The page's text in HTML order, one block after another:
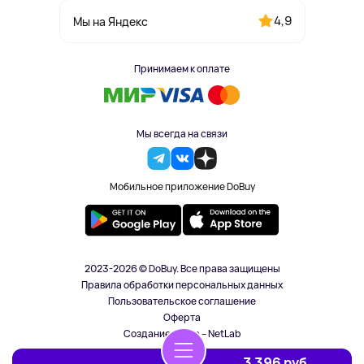
Мы на Яндекс 4,9
Принимаем к оплате
Мы всегда на связи
Мобильное приложение DoBuy
2023-2026 © DoBuy. Все права защищены
Правила обработки персональных данных
Пользовательское соглашение
Оферта
Создание сайта – NetLab